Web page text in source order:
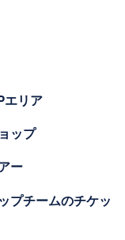
エリア
ップ
ー
プチームのチケッ